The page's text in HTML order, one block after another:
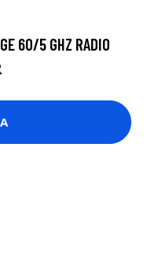
60/5 GHZ RADIO